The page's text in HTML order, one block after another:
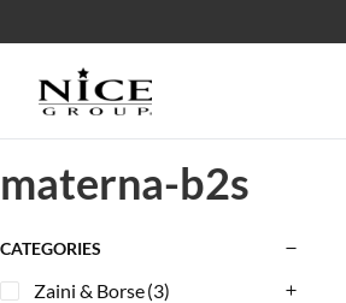
materna-b2s
CATEGORIES
Zaini & Borse(3)